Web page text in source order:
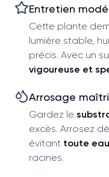
Entretien
Cette plante
lumière stable,
précis. Avec un
vigoureuse et
Arrosage
Gardez le
excès. Arrosez
évitant toute
racines.